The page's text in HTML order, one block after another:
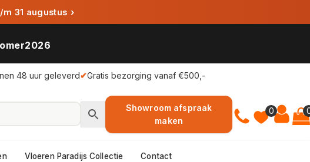
31 augustus ›
48 uur geleverd✔Gratis bezorging vanaf €500,-
0
Showroom afspraak
maken
Vloeren Paradijs Collectie Contact